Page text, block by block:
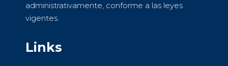
administrativamente, conforme a las leyes
vigentes.
Links